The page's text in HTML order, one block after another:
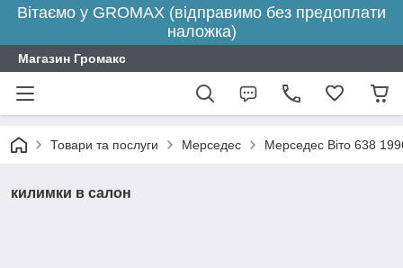
Вітаємо у GROMAX (відправимо без предоплати
наложка)
Магазин Громакс
Товари та послуги Мерседес Мерседес Віто 638
килимки в салон